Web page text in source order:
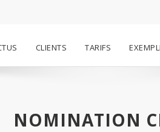
CLIENTS TARIFS
NOMINATION